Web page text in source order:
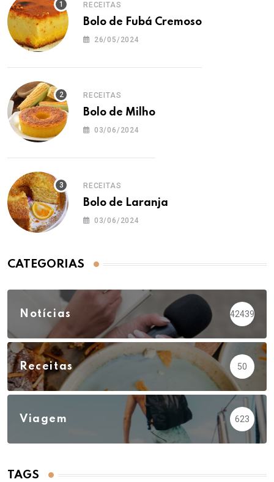
RECEITAS
Bolo de Fubá Cremoso
26/05/2024
RECEITAS
Bolo de Milho
03/06/2024
RECEITAS
Bolo de Laranja
03/06/2024
CATEGORIAS
Notícias 42439
Receitas 50
Viagem 623
TAGS